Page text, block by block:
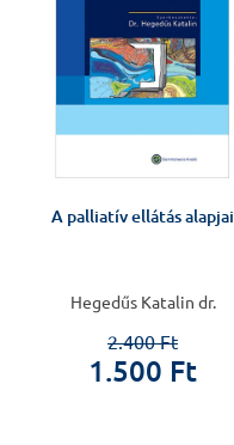
A palliatív ellátás alapjai
Hegedűs Katalin dr.
2.400 Ft
1.500 Ft